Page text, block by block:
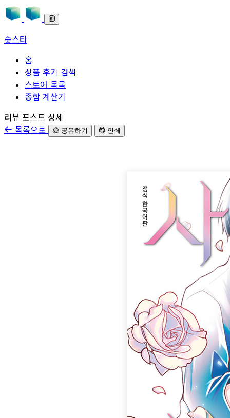
숏스타
홈
상품 후기 검색
스토어 목록
종합 계산기
본문으로 바로가기
리뷰 포스트 상세
목록으로
공유하기 인쇄